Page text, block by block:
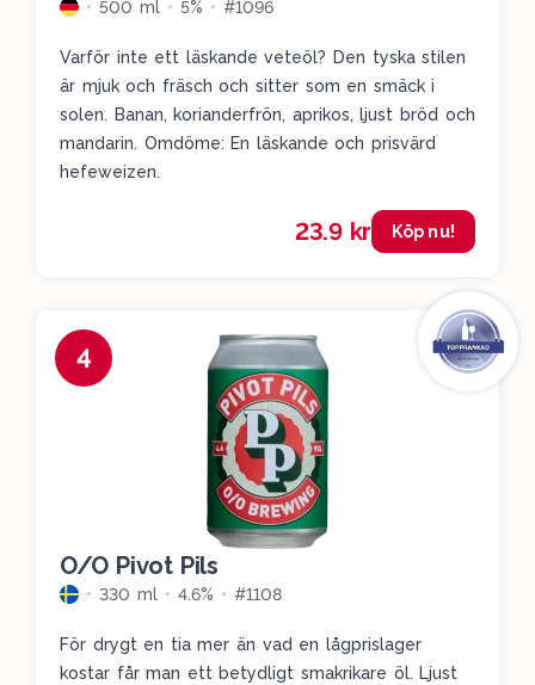
500 ml 5% #1096
Varför inte ett läskande veteöl? Den tyska stilen
är mjuk och fräsch och sitter som en smäck i
solen. Banan, korianderfrön, aprikos, ljust bröd och
mandarin. Omdöme: En läskande och prisvärd
hefeweizen.
23.9 kr Köp nu!
4
O/O Pivot Pils
330 ml 4.6% #1108
För drygt en tia mer än vad en lågprislager
kostar får man ett betydligt smakrikare öl. Ljust